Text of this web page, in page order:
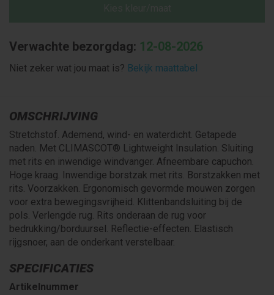
Verwachte bezorgdag: 12-08-2026
Niet zeker wat jou maat is? Bekijk maattabel
OMSCHRIJVING
Stretchstof. Ademend, wind- en waterdicht. Getapede
naden. Met CLIMASCOT® Lightweight Insulation. Sluiting
met rits en inwendige windvanger. Afneembare capuchon.
Hoge kraag. Inwendige borstzak met rits. Borstzakken met
rits. Voorzakken. Ergonomisch gevormde mouwen zorgen
voor extra bewegingsvrijheid. Klittenbandsluiting bij de
pols. Verlengde rug. Rits onderaan de rug voor
bedrukking/borduursel. Reflectie-effecten. Elastisch
rijgsnoer, aan de onderkant verstelbaar.
SPECIFICATIES
Artikelnummer